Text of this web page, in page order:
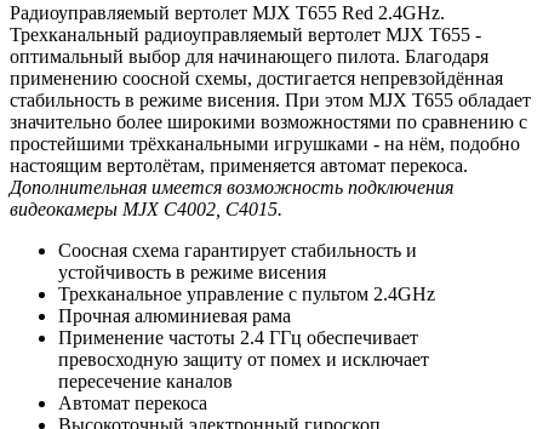
Радиоуправляемый вертолет MJX T655 Red 2.4GHz.
Трехканальный радиоуправляемый вертолет MJX T655 -
оптимальный выбор для начинающего пилота. Благодаря
применению соосной схемы, достигается непревзойдённая
стабильность в режиме висения. При этом MJX T655 обладает
значительно более широкими возможностями по сравнению с
простейшими трёхканальными игрушками - на нём, подобно
настоящим вертолётам, применяется автомат перекоса.
Дополнительная имеется возможность подключения
видеокамеры MJX C4002, C4015.
Соосная схема гарантирует стабильность и
устойчивость в режиме висения
Трехканальное управление с пультом 2.4GHz
Прочная алюминиевая рама
Применение частоты 2.4 ГГц обеспечивает
превосходную защиту от помех и исключает
пересечение каналов
Автомат перекоса
Высокоточный электронный гироскоп